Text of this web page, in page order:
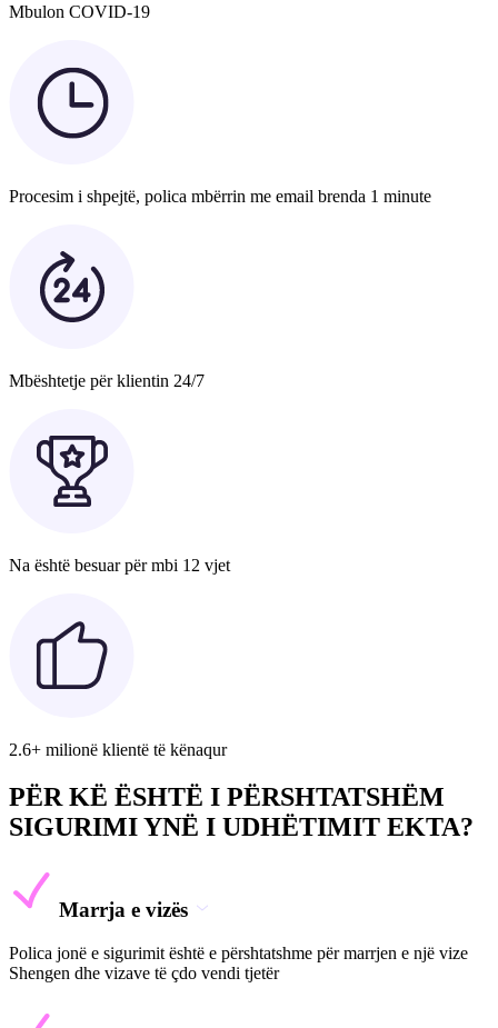
Mbulon COVID-19
Procesim i shpejtë, polica mbërrin me email brenda 1 minute
Mbështetje për klientin 24/7
Na është besuar për mbi 12 vjet
2.6+ milionë klientë të kënaqur
PËR KË ËSHTË I PËRSHTATSHËM
SIGURIMI YNË I UDHËTIMIT EKTA?
Marrja e vizës
Polica jonë e sigurimit është e përshtatshme për marrjen e një vize
Shengen dhe vizave të çdo vendi tjetër